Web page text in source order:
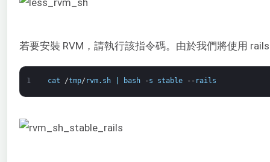
若要安裝 RVM，請執行該指令碼。由於我們將使用
1 cat /tmp/ rvm. sh bash -s stable -- rails